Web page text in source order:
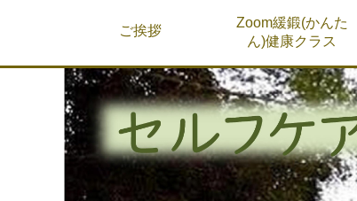
ご挨拶
Zoom緩鍛(かんた
ん)健康クラス